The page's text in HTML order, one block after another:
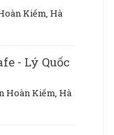
Kiếm, Hà
- Lý Quốc
Hoàn Kiếm, Hà